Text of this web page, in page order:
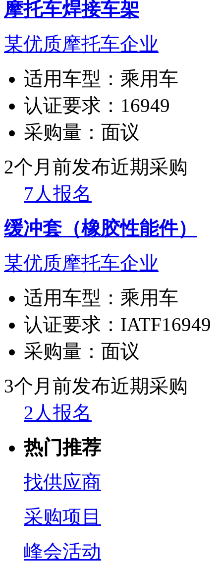
摩托车焊接车架
某优质摩托车企业
适用车型： 乘用车
认证要求： 16949
采购量： 面议
2个月前发布近期采购
7人报名
缓冲套（橡胶性能件）
某优质摩托车企业
适用车型： 乘用车
认证要求： IATF16949
采购量： 面议
3个月前发布近期采购
2人报名
热门推荐
找供应商
采购项目
峰会活动